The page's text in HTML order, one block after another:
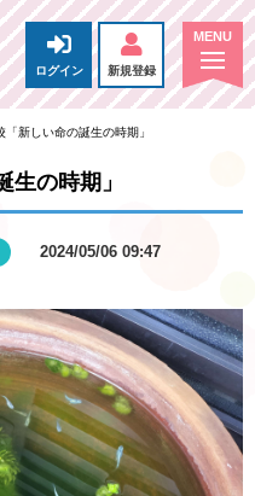
ログイン 新規登録
「新しい命の誕生の時期」
の時期」
2024/05/06 09:47